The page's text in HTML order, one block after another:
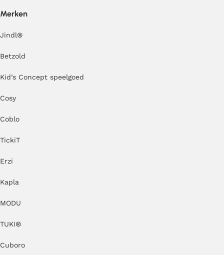
Merken
Jindl®
Betzold
Kid’s Concept speelgoed
Cosy
Coblo
TickiT
Erzi
Kapla
MODU
TUKI®
Cuboro